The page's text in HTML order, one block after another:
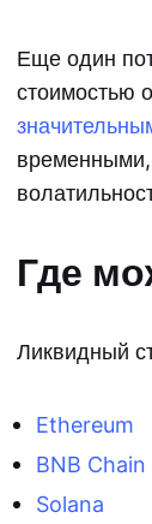
Еще один
стоимостью
временными,
Где
Ликвидный
Ethereum
BNB Chain
Solana